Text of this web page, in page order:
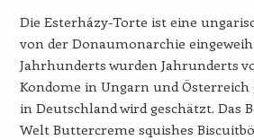
Die Esterházy-Torte ist eine
von der Donaumonarchie
Jahrhunderts wurden Jahrunderts
Kondome in Ungarn und Österreich
in Deutschland wird geschätzt. Das
Welt Buttercreme squishes